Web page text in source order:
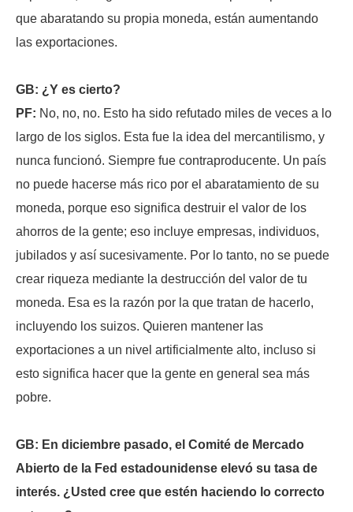
que abaratando su propia moneda, están aumentando
las exportaciones.
GB: ¿Y es cierto?
PF: No, no, no. Esto ha sido refutado miles de veces a lo
largo de los siglos. Esta fue la idea del mercantilismo, y
nunca funcionó. Siempre fue contraproducente. Un país
no puede hacerse más rico por el abaratamiento de su
moneda, porque eso significa destruir el valor de los
ahorros de la gente; eso incluye empresas, individuos,
jubilados y así sucesivamente. Por lo tanto, no se puede
crear riqueza mediante la destrucción del valor de tu
moneda. Esa es la razón por la que tratan de hacerlo,
incluyendo los suizos. Quieren mantener las
exportaciones a un nivel artificialmente alto, incluso si
esto significa hacer que la gente en general sea más
pobre.
GB: En diciembre pasado, el Comité de Mercado
Abierto de la Fed estadounidense elevó su tasa de
interés. ¿Usted cree que estén haciendo lo correcto